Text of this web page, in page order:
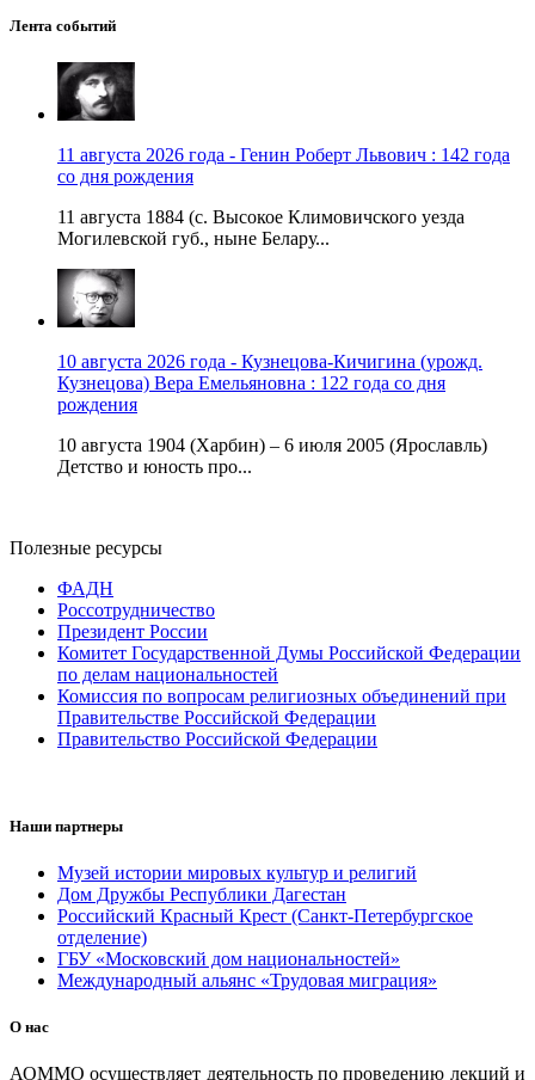
Лента событий
11 августа 2026 года - Генин Роберт Львович : 142 года
со дня рождения
11 августа 1884 (с. Высокое Климовичского уезда
Могилевской губ., ныне Белару...
10 августа 2026 года - Кузнецова-Кичигина (урожд.
Кузнецова) Вера Емельяновна : 122 года со дня
рождения
10 августа 1904 (Харбин) – 6 июля 2005 (Ярославль)
Детство и юность про...
Полезные ресурсы
ФАДН
Россотрудничество
Президент России
Комитет Государственной Думы Российской Федерации
по делам национальностей
Комиссия по вопросам религиозных объединений при
Правительстве Российской Федерации
Правительство Российской Федерации
Наши партнеры
Музей истории мировых культур и религий
Дом Дружбы Республики Дагестан
Российский Красный Крест (Санкт-Петербургское
отделение)
ГБУ «Московский дом национальностей»
Международный альянс «Трудовая миграция»
О нас
АОММО осуществляет деятельность по проведению лекций и